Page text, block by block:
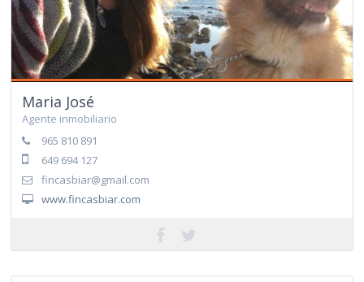
Maria José
Agente inmobiliario
965 810 891
649 694 127
fincasbiar@gmail.com
www.fincasbiar.com